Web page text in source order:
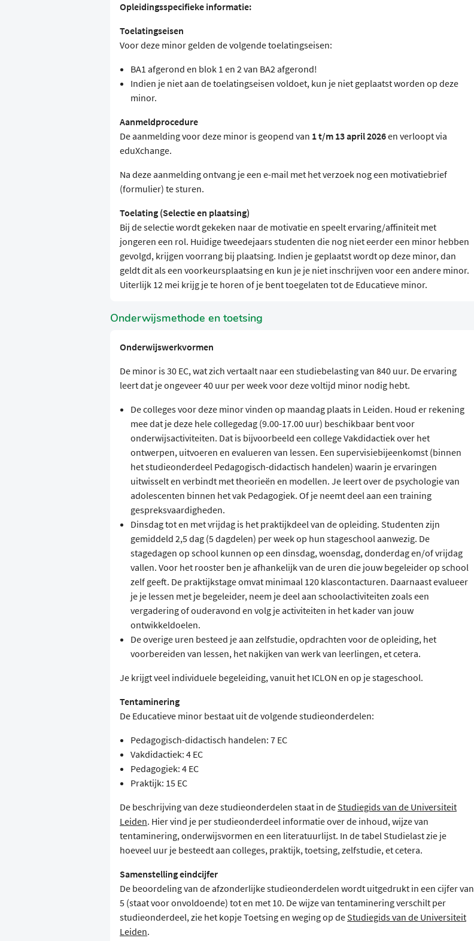
Opleidingsspecifieke informatie:
Toelatingseisen
Voor deze minor gelden de volgende toelatingseisen:
BA1 afgerond en blok 1 en 2 van BA2 afgerond!
Indien je niet aan de toelatingseisen voldoet, kun je niet geplaatst worden op deze
minor.
Aanmeldprocedure
De aanmelding voor deze minor is geopend van 1 t/m 13 april 2026en verloopt via
eduXchange.
Na deze aanmelding ontvang je een e-mail met het verzoek nog een motivatiebrief
(formulier) te sturen.
Toelating (Selectie en plaatsing)
Bij de selectie wordt gekeken naar de motivatie en speelt ervaring/affiniteit met
jongeren een rol. Huidige tweedejaars studenten die nog niet eerder een minor hebben
gevolgd, krijgen voorrang bij plaatsing. Indien je geplaatst wordt op deze minor, dan
geldt dit als een voorkeursplaatsing en kun je je niet inschrijven voor een andere minor.
Uiterlijk 12 mei krijg je te horen of je bent toegelaten tot de Educatieve minor.
Onderwijsmethode en toetsing
Onderwijswerkvormen
De minor is 30 EC, wat zich vertaalt naar een studiebelasting van 840 uur. De ervaring
leert dat je ongeveer 40 uur per week voor deze voltijd minor nodig hebt.
De colleges voor deze minor vinden op maandag plaats in Leiden. Houd er rekening
mee dat je deze hele collegedag (9.00-17.00 uur) beschikbaar bent voor
onderwijsactiviteiten. Dat is bijvoorbeeld een college Vakdidactiek over het
ontwerpen, uitvoeren en evalueren van lessen. Een supervisiebijeenkomst (binnen
het studieonderdeel Pedagogisch-didactisch handelen) waarin je ervaringen
uitwisselt en verbindt met theorieën en modellen. Je leert over de psychologie van
adolescenten binnen het vak Pedagogiek. Of je neemt deel aan een training
gespreksvaardigheden.
Dinsdag tot en met vrijdag is het praktijkdeel van de opleiding. Studenten zijn
gemiddeld 2,5 dag (5 dagdelen) per week op hun stageschool aanwezig. De
stagedagen op school kunnen op een dinsdag, woensdag, donderdag en/of vrijdag
vallen. Voor het rooster ben je afhankelijk van de uren die jouw begeleider op school
zelf geeft. De praktijkstage omvat minimaal 120 klascontacturen. Daarnaast evalueer
je je lessen met je begeleider, neem je deel aan schoolactiviteiten zoals een
vergadering of ouderavond en volg je activiteiten in het kader van jouw
ontwikkeldoelen.
De overige uren besteed je aan zelfstudie, opdrachten voor de opleiding, het
voorbereiden van lessen, het nakijken van werk van leerlingen, et cetera.
Je krijgt veel individuele begeleiding, vanuit het ICLON en op je stageschool.
Tentaminering
De Educatieve minor bestaat uit de volgende studieonderdelen:
Pedagogisch-didactisch handelen: 7 EC
Vakdidactiek: 4 EC
Pedagogiek: 4 EC
Praktijk: 15 EC
De beschrijving van deze studieonderdelen staat in de Studiegids van de Universiteit
Leiden. Hier vind je per studieonderdeel informatie over de inhoud, wijze van
tentaminering, onderwijsvormen en een literatuurlijst. In de tabel Studielast zie je
hoeveel uur je besteedt aan colleges, praktijk, toetsing, zelfstudie, et cetera.
Samenstelling eindcijfer
De beoordeling van de afzonderlijke studieonderdelen wordt uitgedrukt in een cijfer van
5 (staat voor onvoldoende) tot en met 10. De wijze van tentaminering verschilt per
studieonderdeel, zie het kopje Toetsing en weging op de Studiegids van de Universiteit
Leiden.